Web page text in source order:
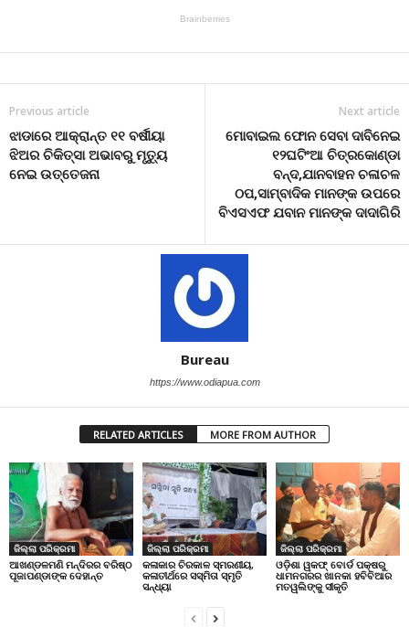
Previous article
ଝାଡାରେ ଆକ୍ରାନ୍ତ ୧୧ ବର୍ଷୀୟା
ଝିଅର ଚିକିତ୍ସା ଅଭାବରୁ ମୃତ୍ୟୁ
ନେଇ ଉତ୍ତେଜନା
Next article
ମୋବାଇଲ ଫୋନ ସେବା ଦାବିନେଇ
୧୨ଘଟିଂଆ ଚିତ୍ରକୋଣ୍ଡା
ବନ୍ଦ,ଯାନବାହନ ଚଳାଚଳ
ଠପ,ସାମ୍ବାଦିକ ମାନଙ୍କ ଉପରେ
ବିଏସଏଫ ଯବାନ ମାନଙ୍କ ଦାଦାଗିରି
Bureau
https://www.odiapua.com
RELATED ARTICLES MORE FROM AUTHOR
ଜିଲ୍ଲା ପରିକ୍ରମା
ଆଖଣ୍ଡଳମଣି ମନ୍ଦିରର ବରିଷ୍ଠ
ପୂଜାପଣ୍ଡାଙ୍କ ଦେହାନ୍ତ
ଜିଲ୍ଲା ପରିକ୍ରମା
କଳାକାର ଚିରକାଳ ସ୍ମରଣୀୟ,
କଳାତୀର୍ଥରେ ସସ୍ମିତା ସ୍ମୃତି
ସନ୍ଧ୍ୟା
ଜିଲ୍ଲା ପରିକ୍ରମା
ଓଡ଼ିଶା ୱକଫ୍ ବୋର୍ଡ ପକ୍ଷରୁ
ଧାମନଗରର ଖାନକା ହବିବିଆର
ମତୱଲିଙ୍କୁ ସୀକୃତି